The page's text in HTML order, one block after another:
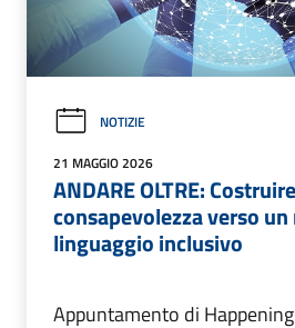
NOTIZIE
21 MAGGIO 2026
ANDARE OLTRE: Costruire
consapevolezza verso
linguaggio inclusivo
Appuntamento di